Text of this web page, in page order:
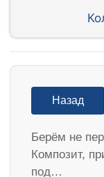
Назад
Берём не
Композит,
под…